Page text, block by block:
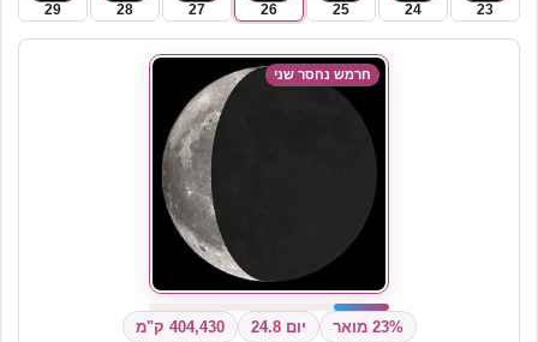
23
24
25
26
27
28
29
חרמש נחסר שני
23% מואר יום 24.8 404,430 ק"מ